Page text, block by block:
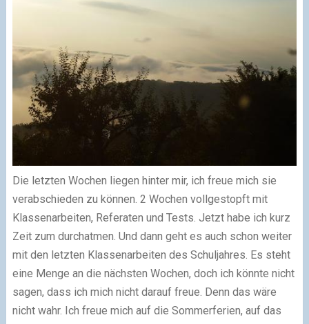
Die letzten Wochen liegen hinter mir, ich freue mich sie
verabschieden zu können. 2 Wochen vollgestopft mit
Klassenarbeiten, Referaten und Tests. Jetzt habe ich kurz
Zeit zum durchatmen. Und dann geht es auch schon weiter
mit den letzten Klassenarbeiten des Schuljahres. Es steht
eine Menge an die nächsten Wochen, doch ich könnte nicht
sagen, dass ich mich nicht darauf freue. Denn das wäre
nicht wahr. Ich freue mich auf die Sommerferien, auf das